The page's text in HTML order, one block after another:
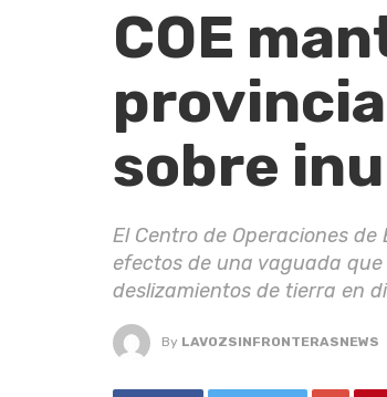
COE
sobre
El Centro de Operaciones
efectos de una vaguada
deslizamientos de tierra en
By LAVOZSINFRONTERASNEWS